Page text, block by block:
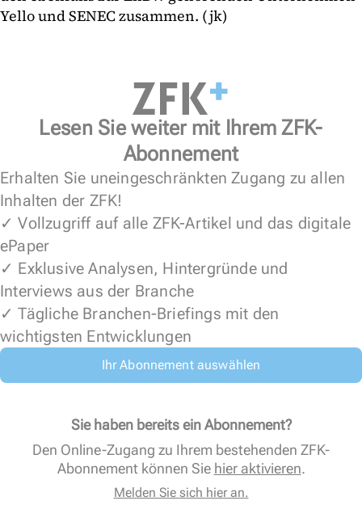
Yello und SENEC zusammen. (jk)
Lesen Sie weiter mit Ihrem ZFK-
Abonnement
Erhalten Sie uneingeschränkten Zugang zu allen
Inhalten der ZFK!
✓ Vollzugriff auf alle ZFK-Artikel und das digitale
ePaper
✓ Exklusive Analysen, Hintergründe und
Interviews aus der Branche
✓ Tägliche Branchen-Briefings mit den
wichtigsten Entwicklungen
Ihr Abonnement auswählen
Sie haben bereits ein Abonnement?
Den Online-Zugang zu Ihrem bestehenden ZFK-
Abonnement können Sie hier aktivieren.
Melden Sie sich hier an.